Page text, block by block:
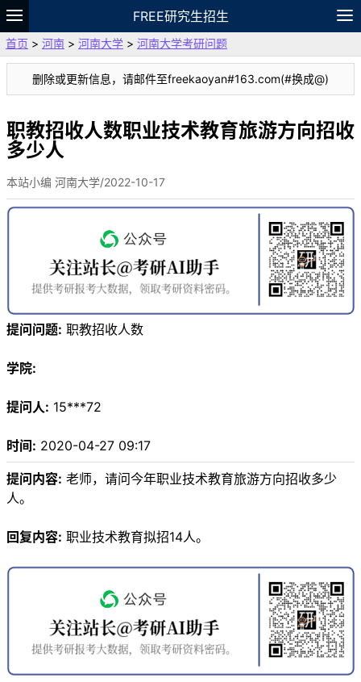
FREE研究生招生
题库
故事 专题 APP 笔记
VIP
资料
首页 > 河南 > 河南大学 > 河南大学考研问题
删除或更新信息，请邮件至freekaoyan#163.com(#换成@)
职教招收人数职业技术教育旅游方向招收
多少人
本站小编 河南大学/2022-10-17
提问问题: 职教招收人数
学院:
提问人: 15***72
时间: 2020-04-27 09:17
提问内容: 老师，请问今年职业技术教育旅游方向招收多少
人。
回复内容: 职业技术教育拟招14人。